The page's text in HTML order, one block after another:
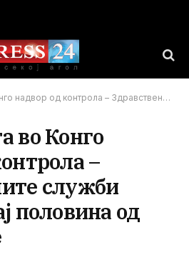
– Здравствените служби следат едвај половина од контактите
во Конго
–
служби
половина од